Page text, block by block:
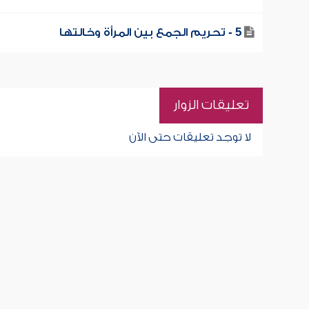
5 - تحريم الجمع بين المرأة وخالتها
تعليقات الزوار
لا توجد تعليقات حتى الآن